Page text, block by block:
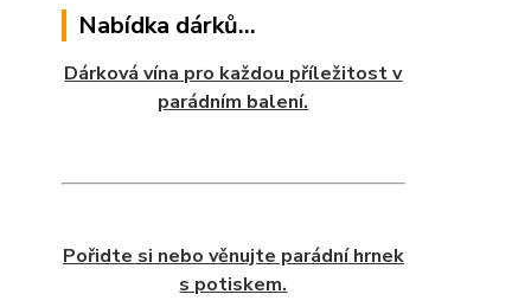
Nabídka dárků...
Dárková vína pro každou příležitost v
parádním balení.
Pořidte si nebo věnujte parádní hrnek
s potiskem.